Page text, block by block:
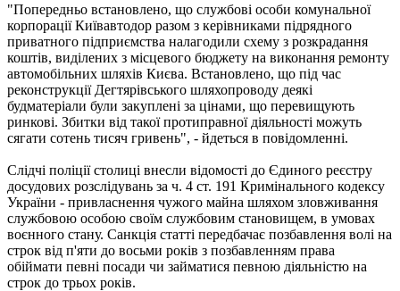
"Попередньо встановлено, що службові особи комунальної
корпорації Київавтодор разом з керівниками підрядного
приватного підприємства налагодили схему з розкрадання
коштів, виділених з місцевого бюджету на виконання ремонту
автомобільних шляхів Києва. Встановлено, що під час
реконструкції Дегтярівського шляхопроводу деякі
будматеріали були закуплені за цінами, що перевищують
ринкові. Збитки від такої протиправної діяльності можуть
сягати сотень тисяч гривень", - йдеться в повідомленні.
Слідчі поліції столиці внесли відомості до Єдиного реєстру
досудових розслідувань за ч. 4 ст. 191 Кримінального кодексу
України - привласнення чужого майна шляхом зловживання
службовою особою своїм службовим становищем, в умовах
воєнного стану. Санкція статті передбачає позбавлення волі на
строк від п'яти до восьми років з позбавленням права
обіймати певні посади чи займатися певною діяльністю на
строк до трьох років.